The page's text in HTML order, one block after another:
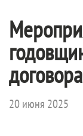
20 июня 2025